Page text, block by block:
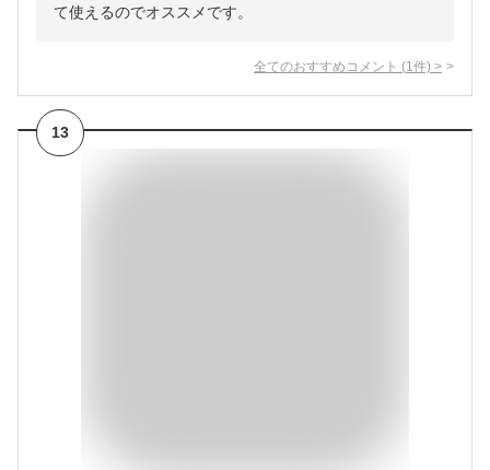
て使えるのでオススメです。
全てのおすすめコメント (1 件) >
13